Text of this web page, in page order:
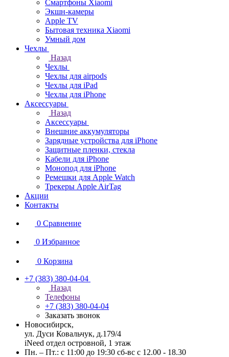
Смартфоны Xiaomi
Экшн-камеры
Apple TV
Бытовая техника Xiaomi
Умный дом
Чехлы
Назад
Чехлы
Чехлы для airpods
Чехлы для iPad
Чехлы для iPhone
Аксессуары
Назад
Аксессуары
Внешние аккумуляторы
Зарядные устройства для iPhone
Защитные пленки, стекла
Кабели для iPhone
Монопод для iPhone
Ремешки для Apple Watch
Трекеры Apple AirTag
Акции
Контакты
0 Сравнение
0 Избранное
0 Корзина
+7 (383) 380-04-04
Назад
Телефоны
+7 (383) 380-04-04
Заказать звонок
Новосибирск,
ул. Дуси Ковальчук, д.179/4
iNeed отдел островной, 1 этаж
Пн. – Пт.: с 11:00 до 19:30 сб-вс с 12.00 - 18.30